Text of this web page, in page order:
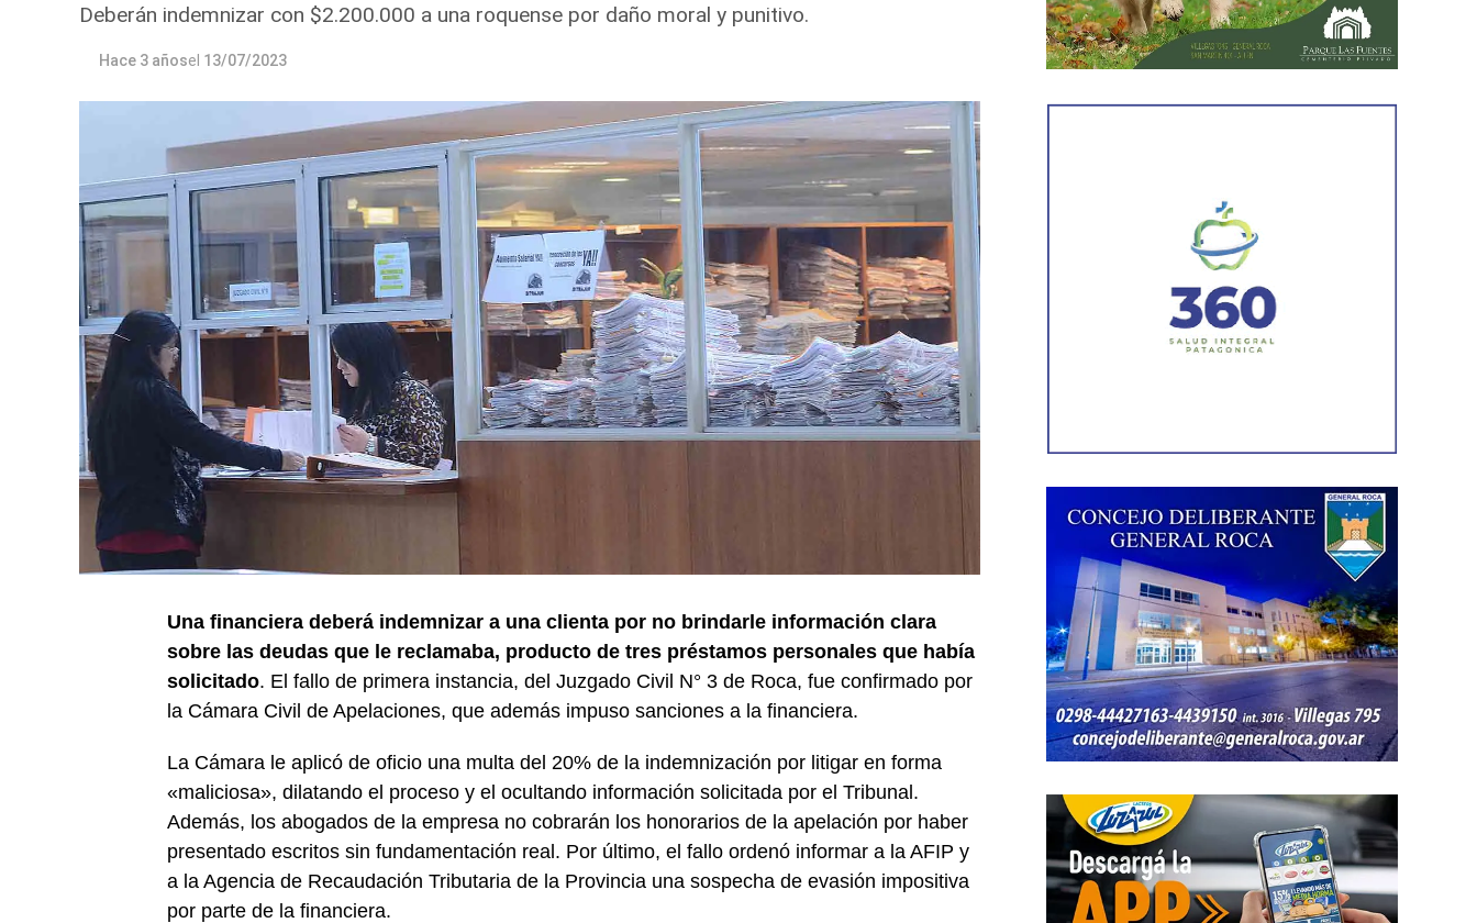
Deberán indemnizar con $2.200.000 a una roquense por daño moral y punitivo.
Hace 3 añosel 13/07/2023
Una financiera deberá indemnizar a una clienta por no brindarle información clara
sobre las deudas que le reclamaba, producto de tres préstamos personales que había
solicitado. El fallo de primera instancia, del Juzgado Civil N° 3 de Roca, fue confirmado por
la Cámara Civil de Apelaciones, que además impuso sanciones a la financiera.
La Cámara le aplicó de oficio una multa del 20% de la indemnización por litigar en forma
«maliciosa», dilatando el proceso y el ocultando información solicitada por el Tribunal.
Además, los abogados de la empresa no cobrarán los honorarios de la apelación por haber
presentado escritos sin fundamentación real. Por último, el fallo ordenó informar a la AFIP y
a la Agencia de Recaudación Tributaria de la Provincia una sospecha de evasión impositiva
por parte de la financiera.